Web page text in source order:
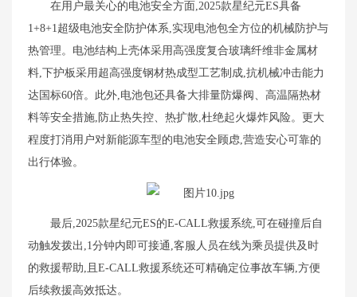
在用户最关心的电池安全方面,2025款星纪元ES具备
1+8+1超级电池安全防护体系,实现电池包全方位的机械防护与
热管理。电池结构上壳体采用高强度复合玻璃纤维非金属材
料,下护板采用超高强度钢材热成型工艺制成,抗机械冲击能力
达国标60倍。此外,电池包还具备大排量防爆阀、高温隔热材
料等安全措施,防止热失控、热扩散,杜绝起火爆炸风险。更大
程度打消用户对新能源车型的电池安全顾虑,营造安心可靠的
出行体验。
最后,2025款星纪元ES的E-CALL救援系统,可在碰撞后自
动触发拨出,1分钟内即可接通,客服人员在线为乘员提供及时
的救援帮助,且E-CALL救援系统还可精确定位事故车辆,方便
后续救援高效抵达。